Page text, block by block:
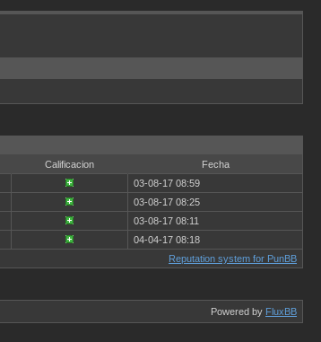
Calificacion
Fecha
03-08-17 08:59
03-08-17 08:25
03-08-17 08:11
04-04-17 08:18
Reputation system for PunBB
Powered by FluxBB